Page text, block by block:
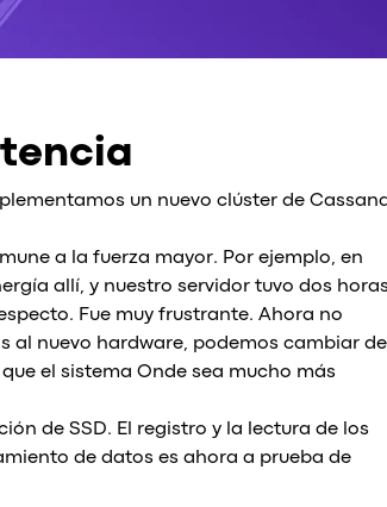
un nuevo clúster de
a la fuerza mayor. Por ejemplo, en
allí, y nuestro servidor tuvo dos horas
Fue muy frustrante. Ahora no
al nuevo hardware, podemos cambiar de
el sistema Onde sea mucho más
de SSD. El registro y la lectura de los
de datos es ahora a prueba de